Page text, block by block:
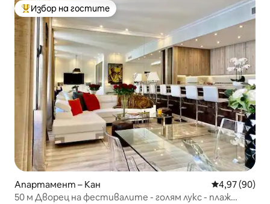
Най-популярен избор на гостите
Избор на гостите
Апартамент – Кан Средна
4,97 (90)
50 м Дворец на фестивалите - голям лукс - плаж